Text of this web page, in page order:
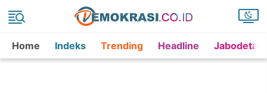
Home Indeks Trending Headline